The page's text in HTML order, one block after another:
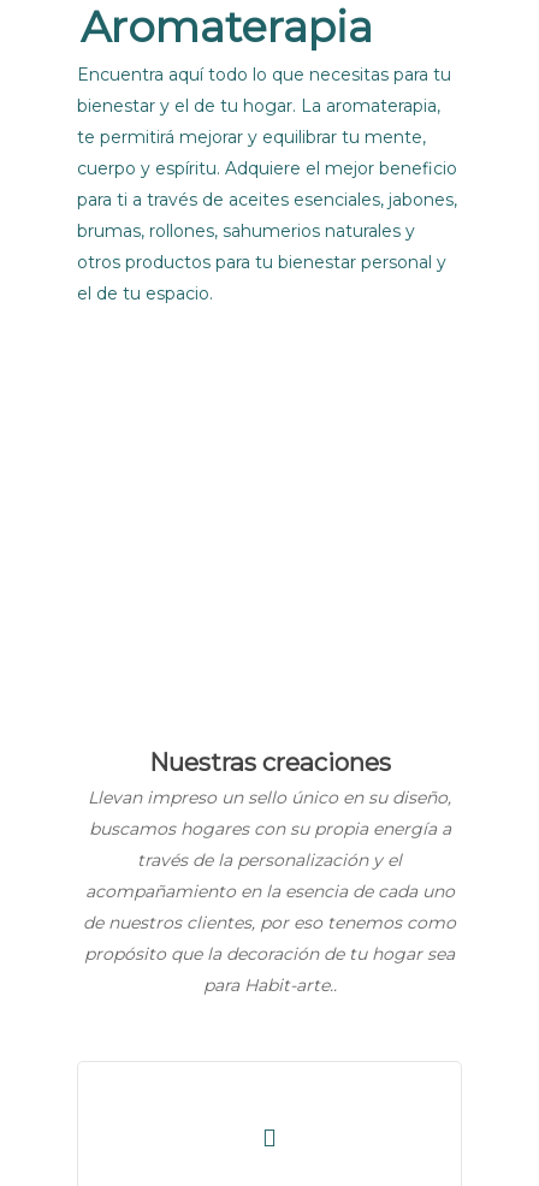
Aromaterapia
Encuentra aquí todo lo que necesitas para tu
bienestar y el de tu hogar. La aromaterapia,
te permitirá mejorar y equilibrar tu mente,
cuerpo y espíritu. Adquiere el mejor beneficio
para ti a través de aceites esenciales, jabones,
brumas, rollones, sahumerios naturales y
otros productos para tu bienestar personal y
el de tu espacio.
Nuestras creaciones
Llevan impreso un sello único en su diseño,
buscamos hogares con su propia energía a
través de la personalización y el
acompañamiento en la esencia de cada uno
de nuestros clientes, por eso tenemos como
propósito que la decoración de tu hogar sea
para Habit-arte..